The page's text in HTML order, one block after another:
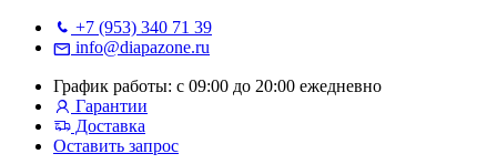
+7 (953) 340 71 39
info@diapazone.ru
График работы: с 09:00 до 20:00 ежедневно
Гарантии
Доставка
Оставить запрос